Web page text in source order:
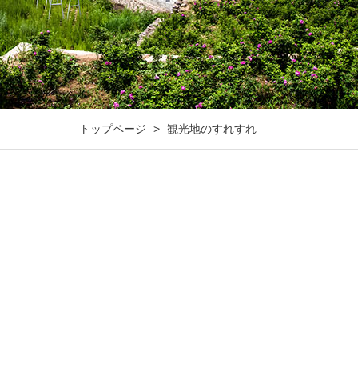
トップページ > 観光地のすれすれ